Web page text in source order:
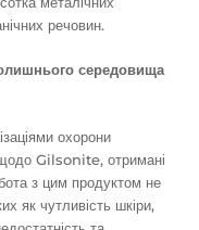
речовин.
середовища
охорони
Gilsonite, отримані
з цим продуктом не
як чутливість шкіри,